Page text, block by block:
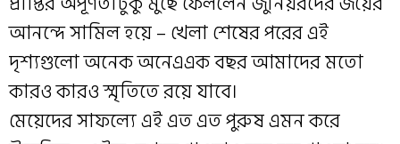
আনন্দে সামিল হয়ে – খেলা শেষের পরের এই
দৃশ্যগুলো অনেক অনেএএক বছর আমাদের মতো
কারও কারও স্মৃতিতে রয়ে যাবে।
মেয়েদের সাফল্যে এই এত এত পুরুষ এমন করে